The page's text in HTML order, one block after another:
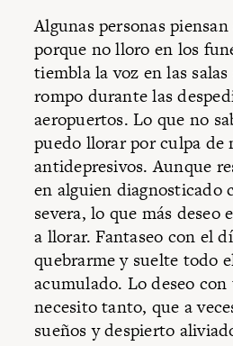
Algunas personas
porque no lloro en los
tiembla la voz en las
rompo durante las
aeropuertos. Lo que no
puedo llorar por culpa de
antidepresivos. Aunque
en alguien diagnosticado
severa, lo que más deseo
a llorar. Fantaseo con el
quebrarme y suelte todo
acumulado. Lo deseo
necesito tanto, que a
sueños y despierto